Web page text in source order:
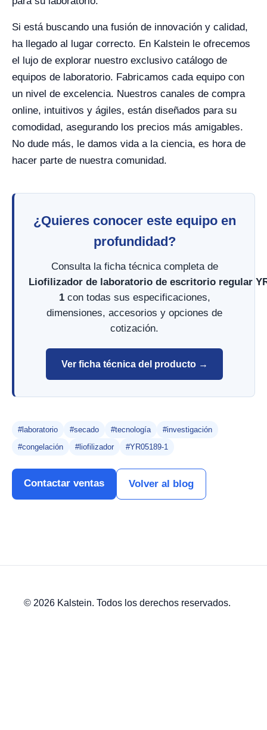
Si está buscando una fusión de innovación y calidad,
ha llegado al lugar correcto. En Kalstein le ofrecemos
el lujo de explorar nuestro exclusivo catálogo de
equipos de laboratorio. Fabricamos cada equipo con
un nivel de excelencia. Nuestros canales de compra
online, intuitivos y ágiles, están diseñados para su
comodidad, asegurando los precios más amigables.
No dude más, le damos vida a la ciencia, es hora de
hacer parte de nuestra comunidad.
¿Quieres conocer este equipo en
profundidad?
Consulta la ficha técnica completa de
Liofilizador de laboratorio de escritorio regular
1con todas sus especificaciones,
dimensiones, accesorios y opciones de
cotización.
Ver ficha técnica del producto →
#laboratorio #secado #tecnología
#investigación
#congelación
#liofilizador #YR05189-1
Contactar ventas Volver al blog
© 2026 Kalstein. Todos los derechos reservados.